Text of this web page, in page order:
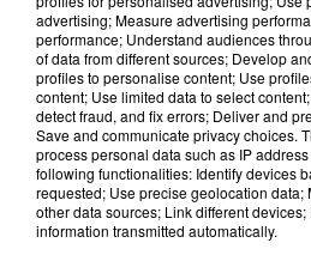
Que vous rentrez d'une balade,
boulot, Delta FM vous sert son
Des tubes, de l'info locale (17-
30mn, des infos de vos stars
grand jeu de l'été "les cabines
des cadeaux.
CHANGER DE ZONE
advertising; Measure advertising
performance; Understand audiences
of data from different sources; Develop
profiles to personalise content; Use
content; Use limited data to select
detect fraud, and fix errors; Deliver and
Save and communicate privacy choices.
process personal data such as IP
following functionalities: Identify devices
requested; Use precise geolocation data;
other data sources; Link different
information transmitted automatically.